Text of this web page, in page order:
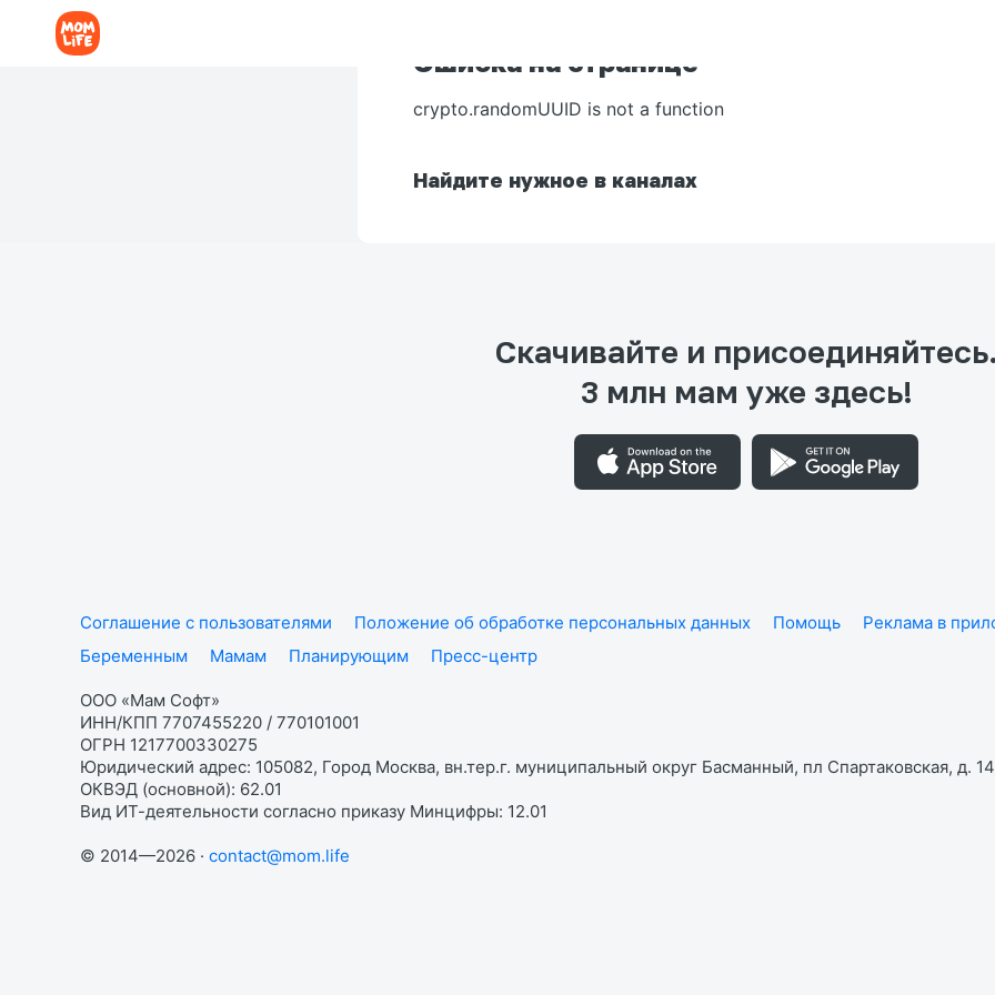
Ошибка на странице
crypto.randomUUID is not a function
Найдите нужное в каналах
Скачивайте и присоединяйтесь.
3 млн мам уже здесь!
Соглашение с пользователями Положение об обработке персональных данных Помощь Реклама в
Беременным
Мамам Планирующим Пресс-центр
ООО «Мам Софт»
ИНН/КПП 7707455220 / 770101001
ОГРН 1217700330275
Юридический адрес: 105082, Город Москва, вн.тер.г. муниципальный округ Басманный, пл Спартаковская, д.
ОКВЭД (основной): 62.01
Вид ИТ-деятельности согласно приказу Минцифры: 12.01
© 2014—2026 · contact@mom.life